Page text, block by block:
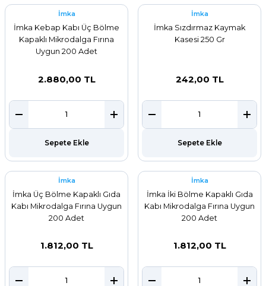
İmka
İmka Kebap Kabı Üç Bölme
Kapaklı Mikrodalga Fırına
Uygun 200 Adet
2.880,00 TL
Sepete Ekle
İmka
İmka Sızdırmaz Kaymak
Kasesi 250 Gr
242,00 TL
Sepete Ekle
İmka
İmka Üç Bölme Kapaklı Gıda
Kabı Mikrodalga Fırına Uygun
200 Adet
1.812,00 TL
İmka
İmka İki Bölme Kapaklı Gıda
Kabı Mikrodalga Fırına Uygun
200 Adet
1.812,00 TL